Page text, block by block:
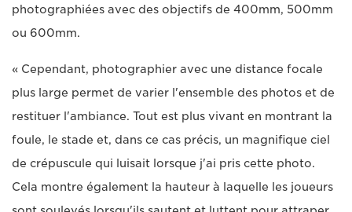
photographiées avec des objectifs de 400mm, 500mm
ou 600mm.
« Cependant, photographier avec une distance focale
plus large permet de varier l'ensemble des photos et de
restituer l'ambiance. Tout est plus vivant en montrant la
foule, le stade et, dans ce cas précis, un magnifique ciel
de crépuscule qui luisait lorsque j'ai pris cette photo.
Cela montre également la hauteur à laquelle les joueurs